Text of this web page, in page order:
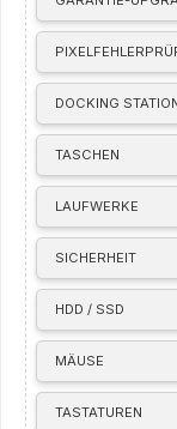
DOCKING
TASCHEN
LAUFWERKE
SICHERHEIT
HDD / SSD
MÄUSE
TASTATUREN